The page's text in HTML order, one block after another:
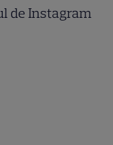
de Instagram